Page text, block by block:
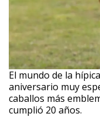
El mundo de la
aniversario muy
caballos más
cumplió 20 años.